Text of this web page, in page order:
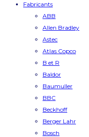
Fabricants
ABB
Allen Bradley
Astec
Atlas Copco
B et R
Baldor
Baumuller
BBC
Beckhoff
Berger Lahr
Bosch